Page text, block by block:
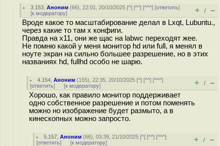
3.153 ,Аноним (66), 22:01, 20/10/2025 [^] [^^] [^^^] [ответить]
[к модератору] + / –
Вроде какое то масштабирование делал в Lxqt, Lubuntu.,
через какие то там x конфиги.
Правда на x11, они же щас на labwc переходят жее.
Не помню какой у меня монитор hd или full, я менял в
ноуте экран на сильно большее разрешение, но в этих
названиях hd, fullhd особо не шарю.
4.154 ,Аноним (155), 22:35, 20/10/2025 [^] [^^] [^^^]
[ответить] [к модератору] + / –
Хорошо, как правило монитор поддерживает
одно собственное разрешение и потом поменять
можно но изображение будет размыто, а в
кинескопных можно запросто.
5.157 ,Аноним (66), 03:39, 21/10/2025 [^] [^^] [^^^]
[ответить] [к модератору] + / –